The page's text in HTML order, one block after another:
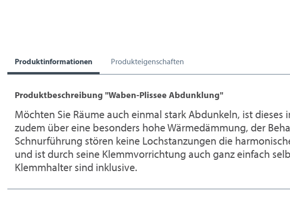
Produktinformationen Produkteigenschaften
Produktbeschreibung "Waben-Plissee Abdunklung"
Möchten Sie Räume auch einmal stark Abdunkeln, ist
zudem über eine besonders hohe Wärmedämmung, der
Schnurführung stören keine Lochstanzungen die
und ist durch seine Klemmvorrichtung auch ganz einfach
Klemmhalter sind inklusive.